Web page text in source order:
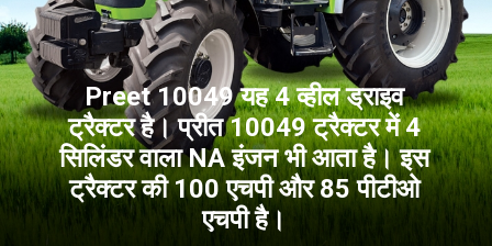
Preet 10049 यह 4 व्हील ड्राइव
ट्रैक्टर है। प्रीत 10049 ट्रैक्टर में 4
सिलिंडर वाला NA इंजन भी आता है। इस
ट्रैक्टर की 100 एचपी और 85 पीटीओ
एचपी है।